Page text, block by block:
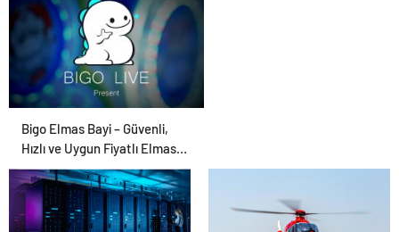
Bigo Elmas Bayi – Güvenli,
Hızlı ve Uygun Fiyatlı Elmas
Satın Almanın Yeni Adresi